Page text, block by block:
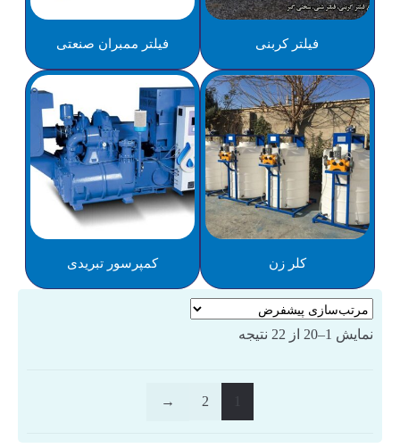
فیلتر کربنی فیلتر ممبران صنعتی
کلر زن کمپرسور تبریدی
نمایش 1–20 از 22 نتیجه
2
←